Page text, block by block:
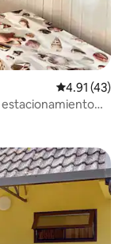
Calificación
4.91 (43)
estacionamiento